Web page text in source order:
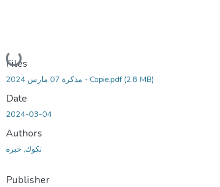
Loading...
Files
مذكرة 07 مارس 2024 - Copie.pdf(2.8 MB)
Date
2024-03-04
Authors
تكوك, خيرة
Publisher